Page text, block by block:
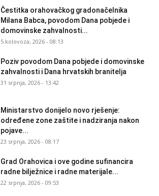
Čestitka orahovačkog gradonačelnika
Milana Babca, povodom Dana pobjede i
domovinske zahvalnosti...
5 kolovoza, 2026 - 08:13
Poziv povodom Dana pobjede i domovinske
zahvalnosti i Dana hrvatskih branitelja
31 srpnja, 2026 - 13:42
Ministarstvo donijelo novo rješenje:
određene zone zaštite i nadziranja nakon
pojave...
23 srpnja, 2026 - 08:17
Grad Orahovica i ove godine sufinancira
radne bilježnice i radne materijale...
22 srpnja, 2026 - 09:53